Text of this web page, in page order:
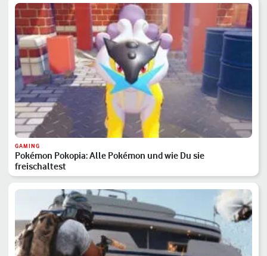
GAMING
Pokémon Pokopia: Alle Pokémon und wie Du sie
freischaltest